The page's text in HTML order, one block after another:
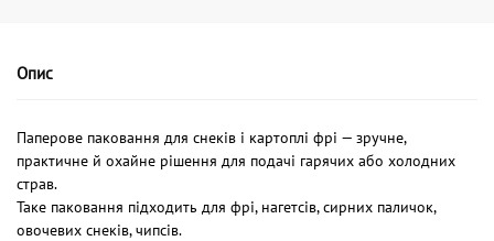
Опис
Паперове паковання для снеків і картоплі фрі — зручне,
практичне й охайне рішення для подачі гарячих або холодних
страв.
Таке паковання підходить для фрі, нагетсів, сирних паличок,
овочевих снеків, чипсів.